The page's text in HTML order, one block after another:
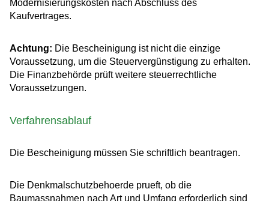
Modernisierungskosten nach Abschluss des
Kaufvertrages.
Achtung: Die Bescheinigung ist nicht die einzige
Voraussetzung, um die Steuervergünstigung zu erhalten.
Die Finanzbehörde prüft weitere steuerrechtliche
Voraussetzungen.
Verfahrensablauf
Die Bescheinigung müssen Sie schriftlich beantragen.
Die Denkmalschutzbehoerde prueft, ob die
Baumassnahmen nach Art und Umfang erforderlich sind